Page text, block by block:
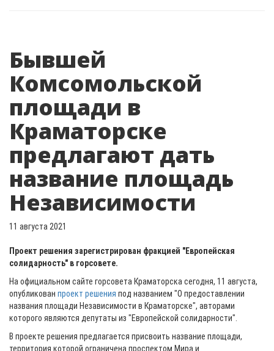
Бывшей
Комсомольской
площади в
Краматорске
предлагают дать
название площадь
Независимости
11 августа 2021
Проект решения зарегистрирован фракцией "Европейская
солидарность" в горсовете.
На официальном сайте горсовета Краматорска сегодня, 11 августа,
опубликован проект решения под названием "О предоставлении
названия площади Независимости в Краматорске", авторами
которого являются депутаты из "Европейской солидарности".
В проекте решения предлагается присвоить название площади,
территория которой ограничена проспектом Мира и